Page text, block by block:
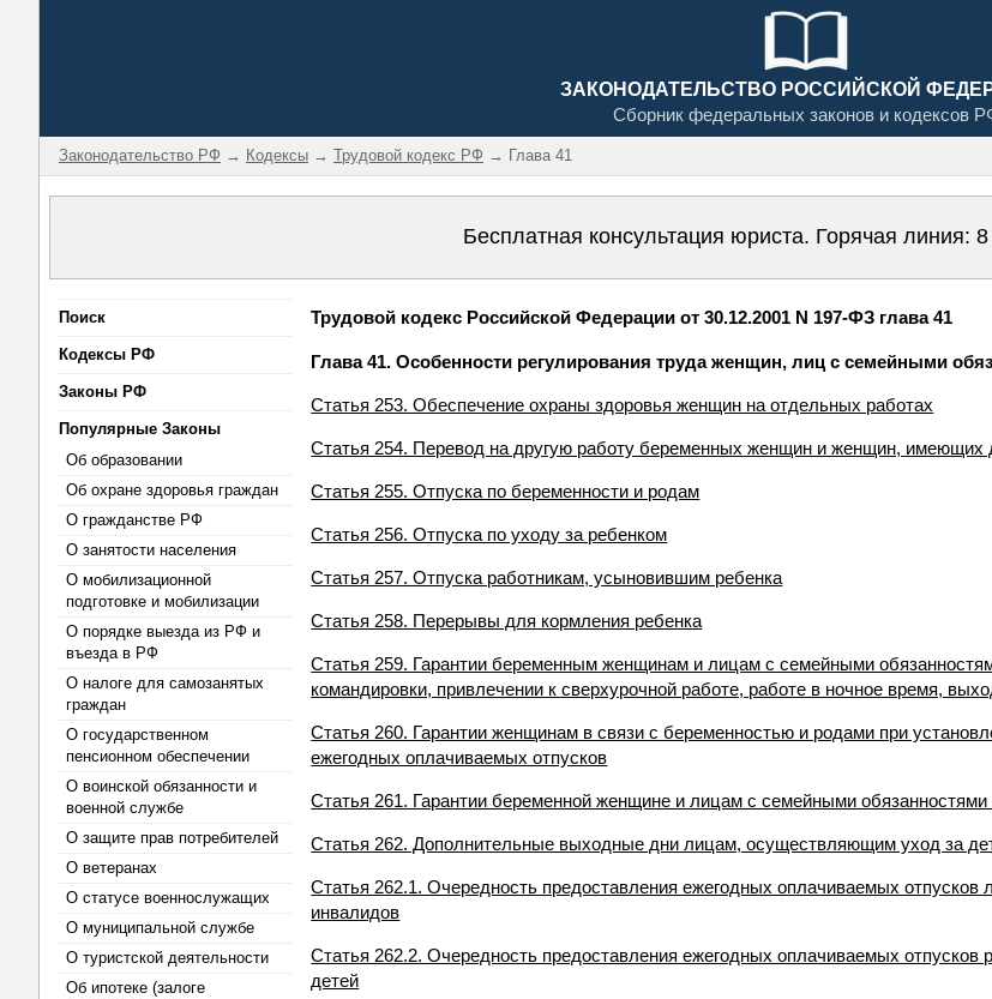
ЗАКОНОДАТЕЛЬСТВО РОССИЙСКОЙ
Сборник федеральных законов и кодексов
Законодательство РФ → Кодексы → Трудовой кодекс РФ → Глава 41
Бесплатная консультация юриста. Горячая линия:
Поиск
Кодексы РФ
Законы РФ
Популярные Законы
Об образовании
Об охране здоровья граждан
О гражданстве РФ
О занятости населения
О мобилизационной
подготовке и мобилизации
О порядке выезда из РФ и
въезда в РФ
О налоге для самозанятых
граждан
О государственном
пенсионном обеспечении
О воинской обязанности и
военной службе
О защите прав потребителей
О ветеранах
О статусе военнослужащих
О муниципальной службе
О туристской деятельности
Об ипотеке (залоге
Трудовой кодекс Российской Федерации от 30.12.2001 N 197-ФЗ глава 41
Глава 41. Особенности регулирования труда женщин, лиц с семейными
Статья 253. Обеспечение охраны здоровья женщин на отдельных работах
Статья 254. Перевод на другую работу беременных женщин и женщин, имеющих
Статья 255. Отпуска по беременности и родам
Статья 256. Отпуска по уходу за ребенком
Статья 257. Отпуска работникам, усыновившим ребенка
Статья 258. Перерывы для кормления ребенка
Статья 259. Гарантии беременным женщинам и лицам с семейными
командировки, привлечении к сверхурочной работе, работе в ночное время,
Статья 260. Гарантии женщинам в связи с беременностью и родами при
ежегодных оплачиваемых отпусков
Статья 261. Гарантии беременной женщине и лицам с семейными обязанностями
Статья 262. Дополнительные выходные дни лицам, осуществляющим уход за
Статья 262.1. Очередность предоставления ежегодных оплачиваемых
инвалидов
Статья 262.2. Очередность предоставления ежегодных оплачиваемых
детей